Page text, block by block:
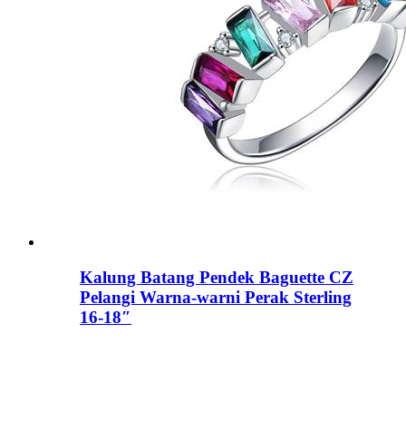
Kalung Batang Pendek Baguette CZ
Pelangi Warna-warni Perak Sterling
16-18″